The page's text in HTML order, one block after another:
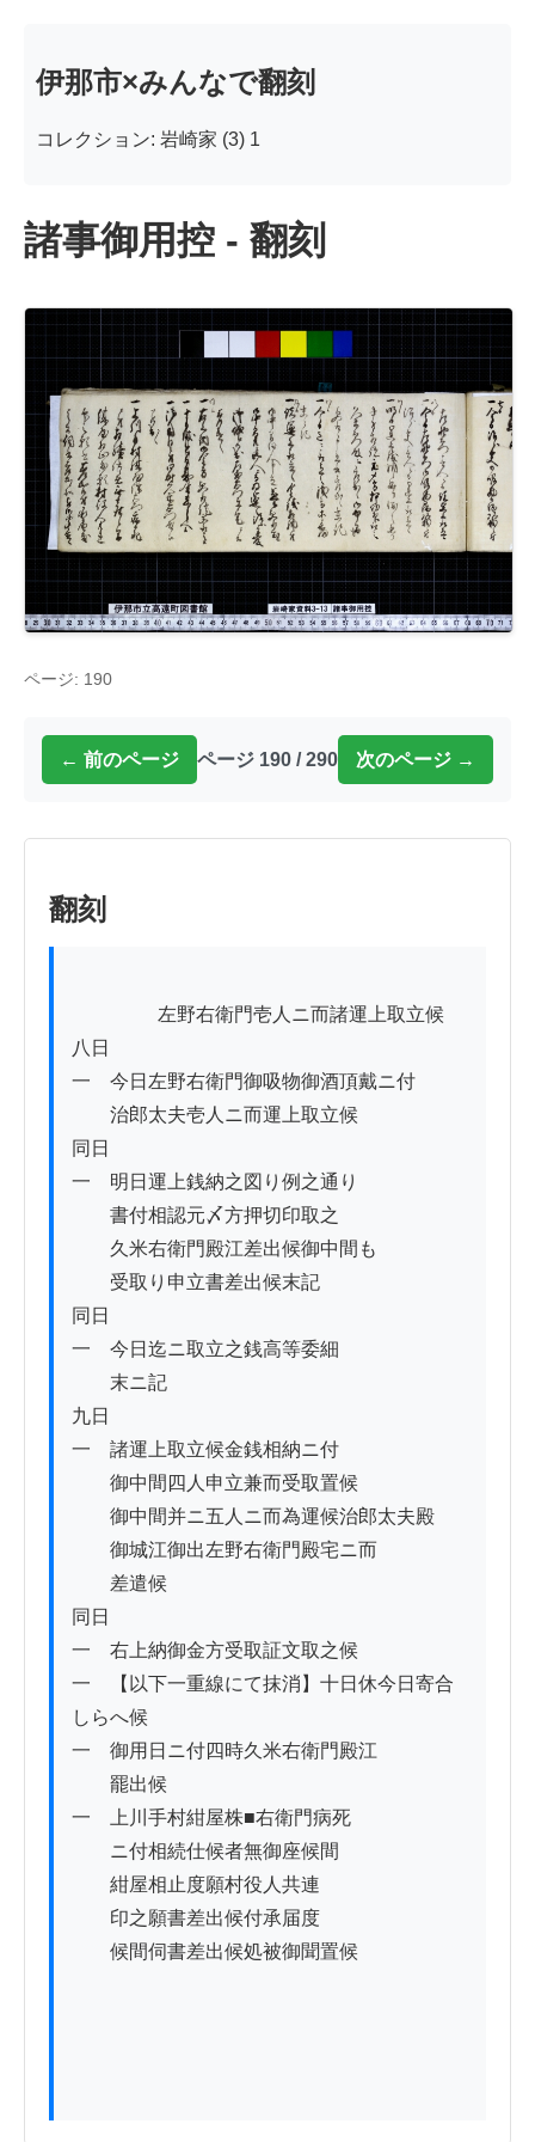
伊那市×みんなで翻刻
コレクション: 岩崎家 (3) 1
諸事御用控 - 翻刻
ページ: 190
← 前のページ ページ 190 / 290 次のページ →
翻刻
八日
一　今日左野右衛門御吸物御酒頂戴ニ付
治郎太夫壱人ニ而運上取立候
同日
一　明日運上銭納之図り例之通り
書付相認元〆方押切印取之
久米右衛門殿江差出候御中間も
受取り申立書差出候末記
同日
一　今日迄ニ取立之銭高等委細
末ニ記
九日
一　諸運上取立候金銭相納ニ付
御中間四人申立兼而受取置候
御中間并ニ五人ニ而為運候治郎太夫殿
御城江御出左野右衛門殿宅ニ而
差遣候
同日
一　右上納御金方受取証文取之候
一　【以下一重線にて抹消】十日休今日寄合
しらへ候
一　御用日ニ付四時久米右衛門殿江
罷出候
一　上川手村紺屋株■右衛門病死
ニ付相続仕候者無御座候間
紺屋相止度願村役人共連
印之願書差出候付承届度
候間伺書差出候処被御聞置候